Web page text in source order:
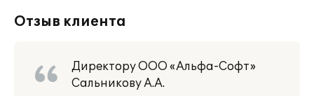
Отзыв клиента
Директору ООО «Альфа-Софт»
Сальникову А.А.